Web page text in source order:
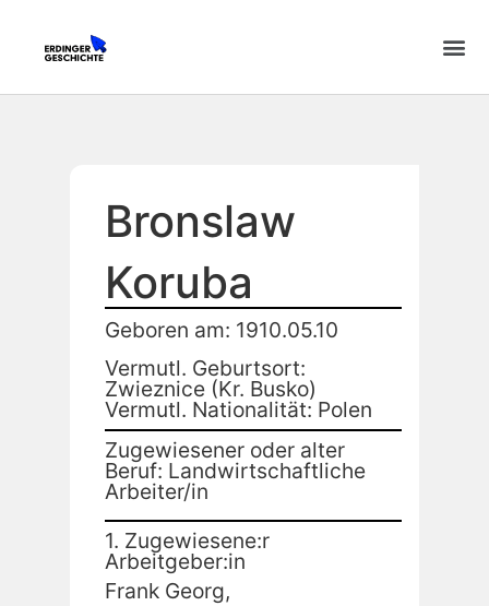
Bronslaw
Koruba
Geboren am: 1910.05.10
Vermutl. Geburtsort:
Zwieznice (Kr. Busko)
Vermutl. Nationalität: Polen
Zugewiesener oder alter
Beruf: Landwirtschaftliche
Arbeiter/in
1. Zugewiesene:r
Arbeitgeber:in
Frank Georg,